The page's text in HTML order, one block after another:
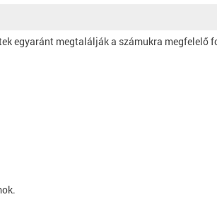
egyaránt megtalálják a számukra megfelelő